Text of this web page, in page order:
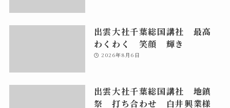
出雲大社千葉総国講社 最高
わくわく 笑顔 輝き
2026年8月6日
出雲大社千葉総国講社 地鎮
祭 打ち合わせ 白井興業様